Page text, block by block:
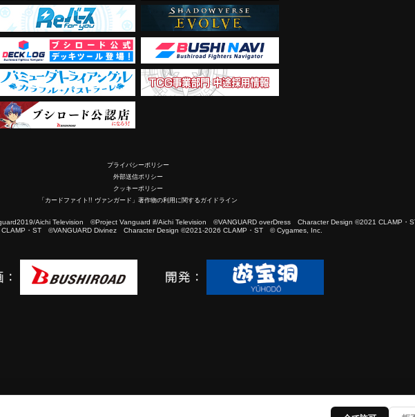
プライバシーポリシー
外部送信ポリシー
クッキーポリシー
「カードファイト!! ヴァンガード」著作物の利用に関するガイドライン
Aichi Television ©Project Vanguard if/Aichi Television ©VANGUARD overDress Character Design ©2021 CLAMP・
・ST ©VANGUARD Divinez Character Design ©2021-2026 CLAMP・ST © Cygames, Inc.